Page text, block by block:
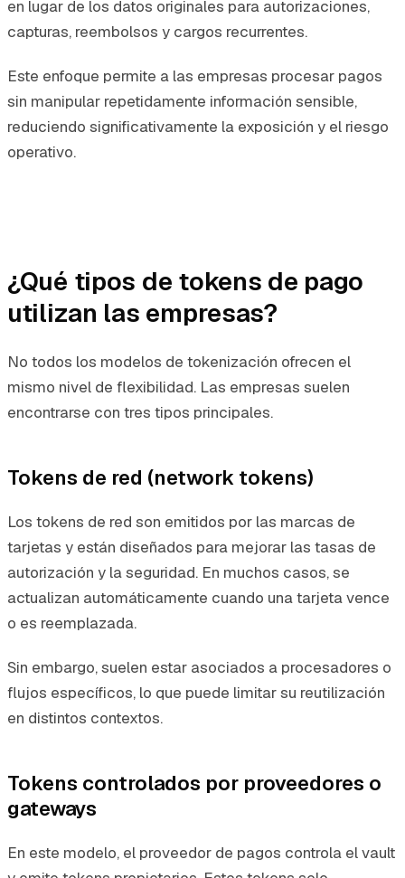
en lugar de los datos originales para autorizaciones,
capturas, reembolsos y cargos recurrentes.
Este enfoque permite a las empresas procesar pagos
sin manipular repetidamente información sensible,
reduciendo significativamente la exposición y el riesgo
operativo.
¿Qué tipos de tokens de pago
utilizan las empresas?
No todos los modelos de tokenización ofrecen el
mismo nivel de flexibilidad. Las empresas suelen
encontrarse con tres tipos principales.
Tokens de red (network tokens)
Los tokens de red son emitidos por las marcas de
tarjetas y están diseñados para mejorar las tasas de
autorización y la seguridad. En muchos casos, se
actualizan automáticamente cuando una tarjeta vence
o es reemplazada.
Sin embargo, suelen estar asociados a procesadores o
flujos específicos, lo que puede limitar su reutilización
en distintos contextos.
Tokens controlados por proveedores o
gateways
En este modelo, el proveedor de pagos controla el vault